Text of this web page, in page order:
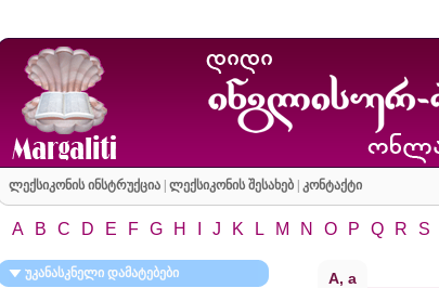
ლექსიკონის ინსტრუქცია| ლექსიკონის შესახებ| კონტაქტი
A B C D E F G H J K L M N O P Q R S
უკანასკნელი დამატებები A, a